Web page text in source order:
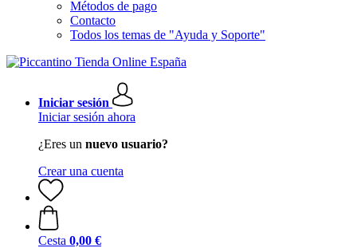
Métodos de pago
Contacto
Todos los temas de "Ayuda y Soporte"
Iniciar sesión
Iniciar sesión ahora
¿Eres un nuevo usuario?
Crear una cuenta
Cesta 0,00 €